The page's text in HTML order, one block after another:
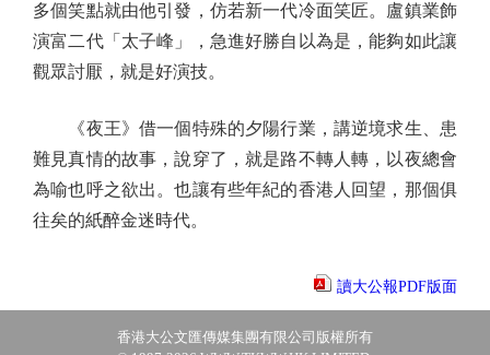
多個笑點就由他引發，仿若新一代冷面笑匠。盧鎮業飾
演富二代「太子峰」，急進好勝自以為是，能夠如此讓
觀眾討厭，就是好演技。
《夜王》借一個特殊的夕陽行業，講逆境求生、患
難見真情的故事，說穿了，就是路不轉人轉，以夜總會
為喻也呼之欲出。也讓有些年紀的香港人回望，那個俱
往矣的紙醉金迷時代。
讀大公報PDF版面
香港大公文匯傳媒集團有限公司版權所有